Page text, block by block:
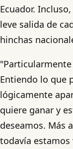
Ecuador.
leve salida de
hinchas
Entiendo lo que
lógicamente
quiere ganar y
deseamos. Más
todavía